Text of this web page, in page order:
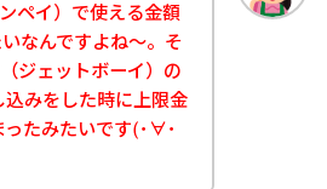
ペイ）で使える金額
なんですよね～。そ
ジェットボーイ）の
みをした時に上限金
たみたいです(･∀･